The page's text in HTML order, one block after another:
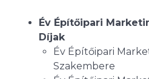
Év Építőipari
Díjak
Év Építőipari
Szakembere